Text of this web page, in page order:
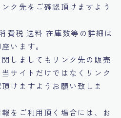
ク先をご確認頂けますよう
費税 送料 在庫数等の詳細は
います。
しましてもリンク先の販売
サイトだけではなくリンク
けますようお願い致しま
をご利用頂く場合には、お